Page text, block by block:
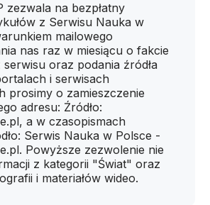
zezwala na bezpłatny
z Serwisu Nauka w
mailowego
nas raz w miesiącu o fakcie
oraz podania źródła
i serwisach
prosimy o zamieszczenie
adresu: Źródło:
a w czasopismach
Serwis Nauka w Polsce -
Powyższe zezwolenie nie
z kategorii "Świat" oraz
i materiałów wideo.